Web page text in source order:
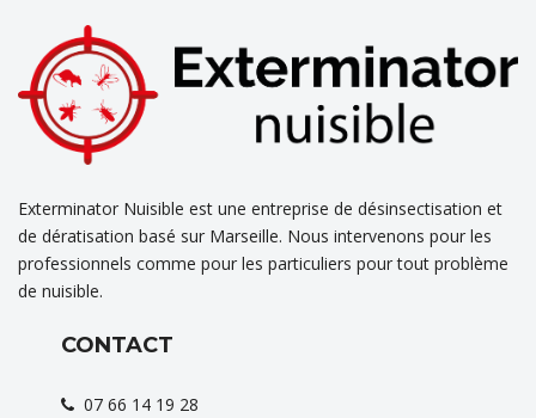
Exterminator Nuisible est une entreprise de désinsectisation et
de dératisation basé sur Marseille. Nous intervenons pour les
professionnels comme pour les particuliers pour tout problème
de nuisible.
CONTACT
07 66 14 19 28